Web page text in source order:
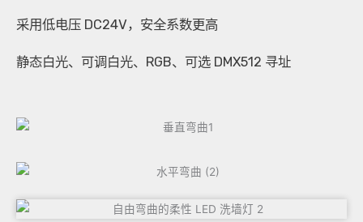
采用低电压 DC24V，安全系数更高
静态白光、可调白光、RGB、可选 DMX512 寻址